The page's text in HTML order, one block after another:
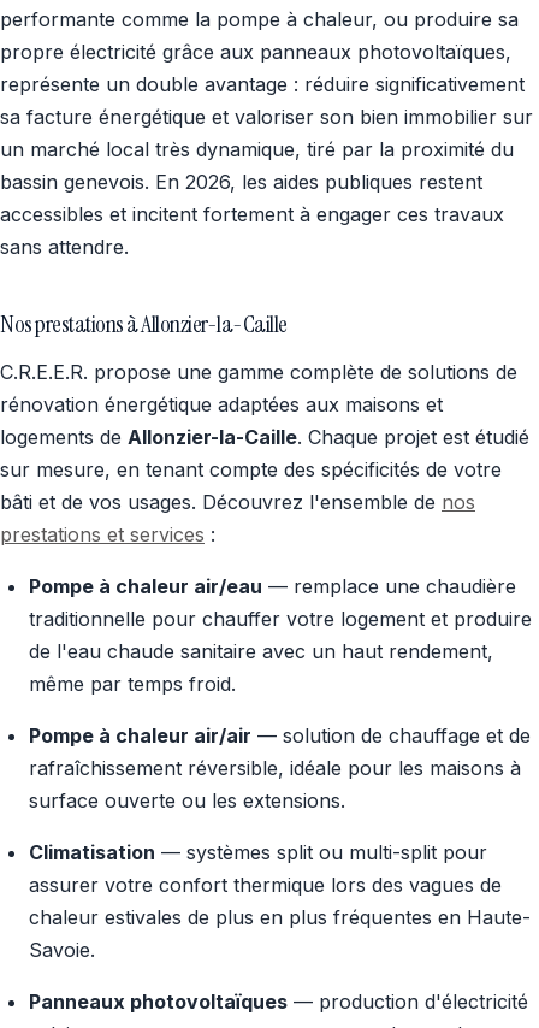
performante comme la pompe à chaleur, ou produire sa
propre électricité grâce aux panneaux photovoltaïques,
représente un double avantage : réduire significativement
sa facture énergétique et valoriser son bien immobilier sur
un marché local très dynamique, tiré par la proximité du
bassin genevois. En 2026, les aides publiques restent
accessibles et incitent fortement à engager ces travaux
sans attendre.
Nos prestations à Allonzier-la-Caille
C.R.E.E.R. propose une gamme complète de solutions de
rénovation énergétique adaptées aux maisons et
logements de Allonzier-la-Caille. Chaque projet est étudié
sur mesure, en tenant compte des spécificités de votre
bâti et de vos usages. Découvrez l'ensemble de nos
prestations et services :
Pompe à chaleur air/eau — remplace une chaudière
traditionnelle pour chauffer votre logement et produire
de l'eau chaude sanitaire avec un haut rendement,
même par temps froid.
Pompe à chaleur air/air — solution de chauffage et de
rafraîchissement réversible, idéale pour les maisons à
surface ouverte ou les extensions.
Climatisation — systèmes split ou multi-split pour
assurer votre confort thermique lors des vagues de
chaleur estivales de plus en plus fréquentes en Haute-
Savoie.
Panneaux photovoltaïques — production d'électricité